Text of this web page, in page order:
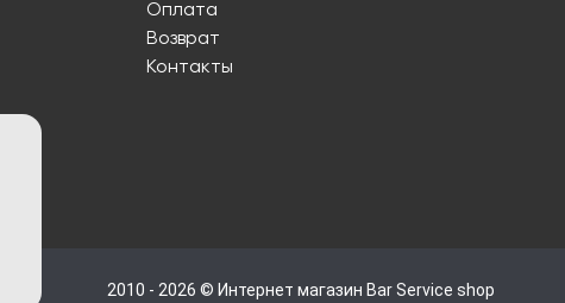
Оплата
Возврат
Контакты
2010 - 2026 © Интернет магазин Bar Service shop